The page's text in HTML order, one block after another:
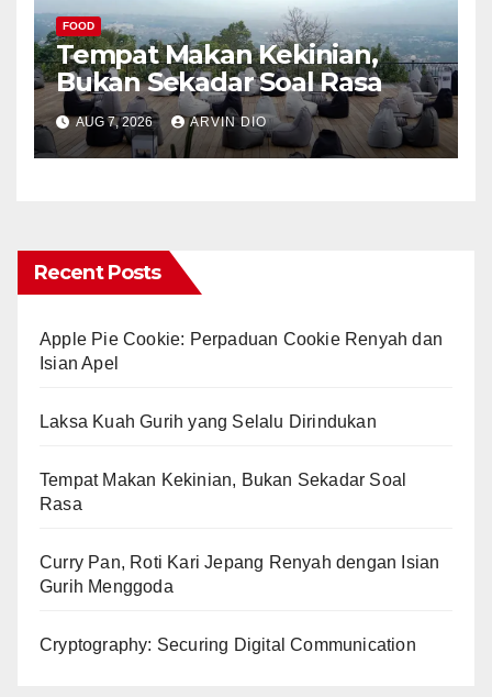
FOOD
Tempat Makan Kekinian,
Bukan Sekadar Soal Rasa
AUG 7, 2026 ARVIN DIO
Recent Posts
Apple Pie Cookie: Perpaduan Cookie Renyah dan
Isian Apel
Laksa Kuah Gurih yang Selalu Dirindukan
Tempat Makan Kekinian, Bukan Sekadar Soal
Rasa
Curry Pan, Roti Kari Jepang Renyah dengan Isian
Gurih Menggoda
Cryptography: Securing Digital Communication